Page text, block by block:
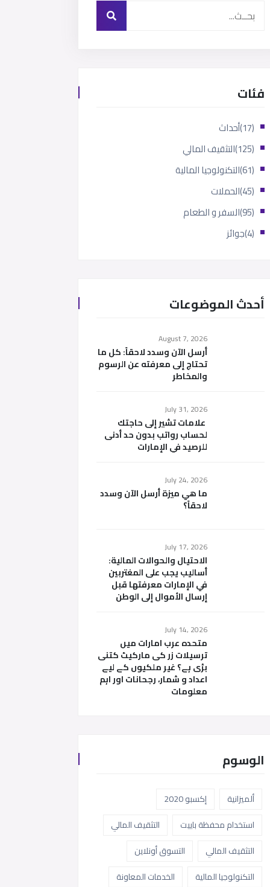
فئات
أحداث
(17)
التثقيف المالي
(125)
التكنولوجيا المالية
(61)
الحملات
(45)
السفر و الطعام
(95)
جوائز (4)
أحدث الموضوعات
August 7, 2026
أرسل الآن وسدد لاحقاً: كل ما
تحتاج إلى معرفته عن الرسوم
والمخاطر
July 31, 2026
علامات تشير إلى حاجتك
لحساب رواتب بدون حد أدنى
للرصيد في الإمارات
July 24, 2026
ما هي ميزة أرسل الآن وسدد
لاحقاً؟
July 17, 2026
الاحتيال والحوالات المالية:
أساليب يجب على المغتربين
في الإمارات معرفتها قبل
إرسال الأموال إلى الوطن
July 14, 2026
متحدہ عرب امارات میں
ترسیلات زر کی مارکیٹ کتنی
بڑی ہے؟ غیر ملکیوں کے لیے
اعداد و شمار، رجحانات اور اہم
معلومات
الوسوم
ألميزانية
إكسبو 2020
استخدام محفظة باييت
التثقيف المالي
التثقيف المالي
التسوق أونلاين
التكنولوجيا المالية
الخدمات المعاونة